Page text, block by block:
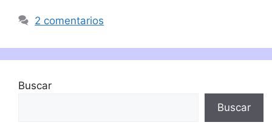
2 comentarios
Buscar
Buscar